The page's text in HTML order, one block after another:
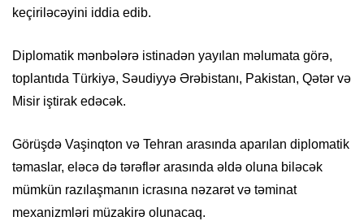
keçiriləcəyini iddia edib.
Diplomatik mənbələrə istinadən yayılan məlumata görə,
toplantıda Türkiyə, Səudiyyə Ərəbistanı, Pakistan, Qətər və
Misir iştirak edəcək.
Görüşdə Vaşinqton və Tehran arasında aparılan diplomatik
təmaslar, eləcə də tərəflər arasında əldə oluna biləcək
mümkün razılaşmanın icrasına nəzarət və təminat
mexanizmləri müzakirə olunacaq.